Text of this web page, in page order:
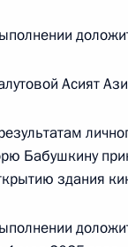
по
пункт 3
Владимирской
2024 года,
Асият
Бабушкину
здания